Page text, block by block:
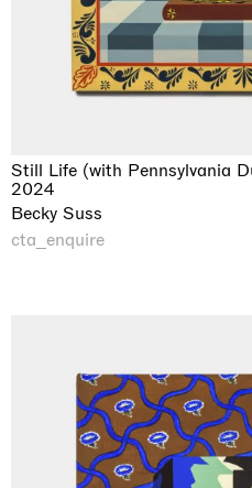
Still Life (with Pennsylvania
2024
Becky Suss
cta_enquire